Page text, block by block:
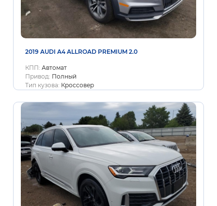
2019 AUDI A4 ALLROAD PREMIUM 2.0
КПП: Автомат
Привод: Полный
Тип кузова: Кроссовер